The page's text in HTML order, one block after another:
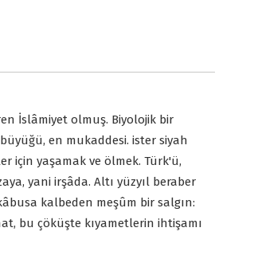
İslâmiyet olmuş. Biyolojik bir
en mukaddesi. ister siyah
için yaşamak ve ölmek. Türk'ü,
yani irşâda. Altı yüzyıl beraber
kalbeden meşûm bir salgın:
bu çöküşte kıyametlerin ihtişamı